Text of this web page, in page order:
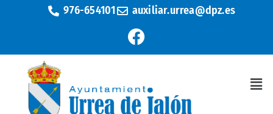
976-654101 auxiliar.urrea@dpz.es